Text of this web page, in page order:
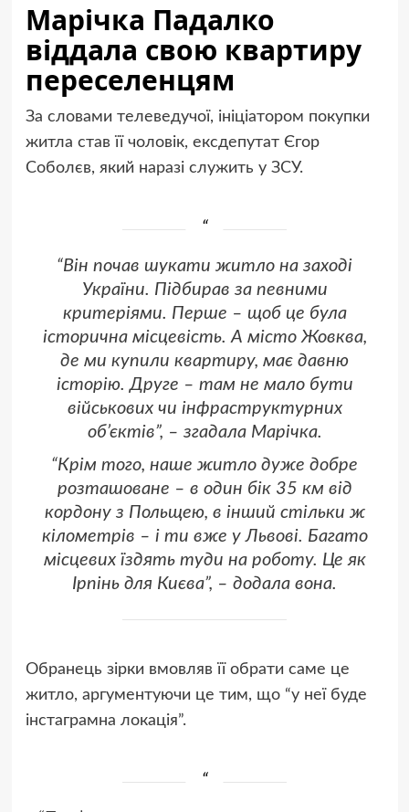
Марічка Падалко
віддала свою квартиру
переселенцям
За словами телеведучої, ініціатором покупки
житла став її чоловік, ексдепутат Єгор
Соболєв, який наразі служить у ЗСУ.
“Він почав шукати житло на заході
України. Підбирав за певними
критеріями. Перше – щоб це була
історична місцевість. А місто Жовква,
де ми купили квартиру, має давню
історію. Друге – там не мало бути
військових чи інфраструктурних
об’єктів”, – згадала Марічка.
“Крім того, наше житло дуже добре
розташоване – в один бік 35 км від
кордону з Польщею, в інший стільки ж
кілометрів – і ти вже у Львові. Багато
місцевих їздять туди на роботу. Це як
Ірпінь для Києва”, – додала вона.
Обранець зірки вмовляв її обрати саме це
житло, аргументуючи це тим, що “у неї буде
інстаграмна локація”.